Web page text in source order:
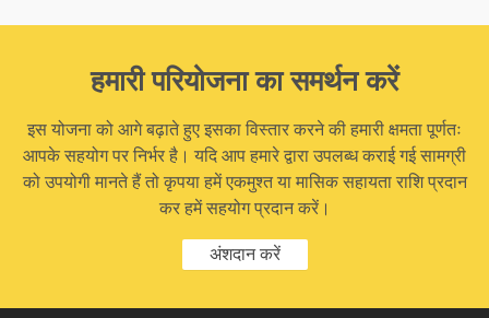
हमारी परियोजना का समर्थन करें
इस योजना को आगे बढ़ाते हुए इसका विस्तार करने की हमारी क्षमता पूर्णतः
आपके सहयोग पर निर्भर है। यदि आप हमारे द्वारा उपलब्ध कराई गई सामग्री
को उपयोगी मानते हैं तो कृपया हमें एकमुश्त या मासिक सहायता राशि प्रदान
कर हमें सहयोग प्रदान करें।
अंशदान करें